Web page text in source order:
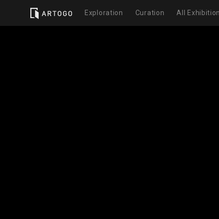
Exploration Curation All